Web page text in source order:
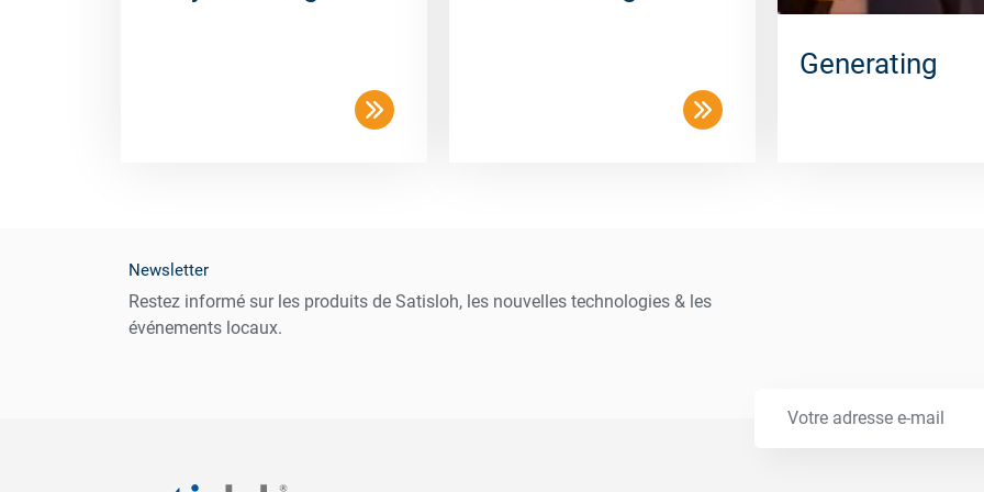
Generating
Newsletter
Restez informé sur les produits de Satisloh, les nouvelles technologies & les
événements locaux.